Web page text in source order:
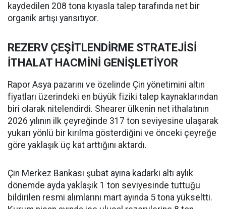
kaydedilen 208 tona kıyasla talep tarafında net bir
organik artışı yansıtıyor.
REZERV ÇEŞİTLENDİRME STRATEJİSİ
İTHALAT HACMİNİ GENİŞLETİYOR
Rapor Asya pazarını ve özelinde Çin yönetimini altın
fiyatları üzerindeki en büyük fiziki talep kaynaklarından
biri olarak nitelendirdi. Shearer ülkenin net ithalatının
2026 yılının ilk çeyreğinde 317 ton seviyesine ulaşarak
yukarı yönlü bir kırılma gösterdiğini ve önceki çeyreğe
göre yaklaşık üç kat arttığını aktardı.
Çin Merkez Bankası şubat ayına kadarki altı aylık
dönemde ayda yaklaşık 1 ton seviyesinde tuttuğu
bildirilen resmi alımlarını mart ayında 5 tona yükseltti.